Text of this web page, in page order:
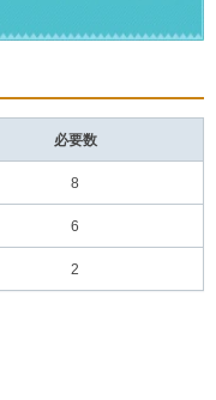
必要数
8
6
2